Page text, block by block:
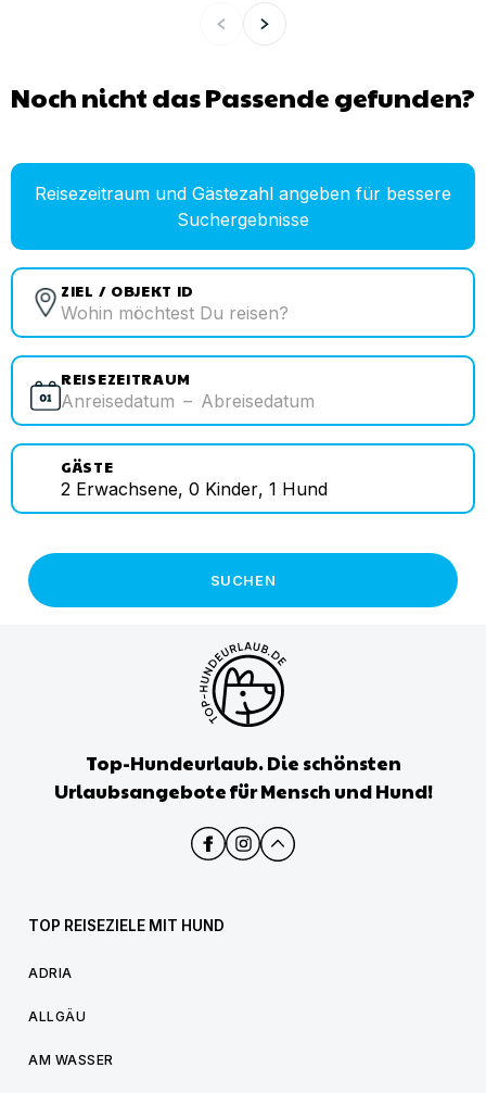
Noch nicht das Passende gefunden?
Reisezeitraum und Gästezahl angeben für bessere
Suchergebnisse
ZIEL / OBJEKT ID
REISEZEITRAUM
Anreisedatum – Abreisedatum
GÄSTE
2 Erwachsene, 0 Kinder, 1 Hund
SUCHEN
Top-Hundeurlaub. Die schönsten
Urlaubsangebote für Mensch und Hund!
TOP REISEZIELE MIT HUND
ADRIA
ALLGÄU
AM WASSER